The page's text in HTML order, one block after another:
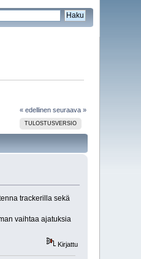
« edellinen seuraava »
TULOSTUSVERSIO
trackerilla sekä
vaihtaa ajatuksia
Kirjattu